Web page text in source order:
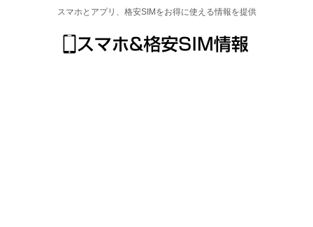
スマホとアプリ、格安SIMをお得に使える情報を提供